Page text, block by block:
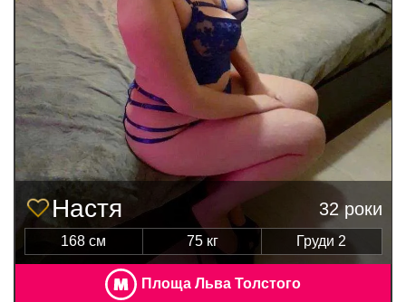
Настя 32 роки
168 см 75 кг Груди 2
Площа Льва Толстого